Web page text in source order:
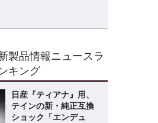
製品情報ニュースラ
キング
日産『ティアナ』用、
テインの新・純正互換
ショック「エンデュ